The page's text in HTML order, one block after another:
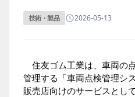
技術・製品 2026-05-13
住友ゴム工業は、車両の
管理する「車両点検管理シ
販売店向けのサービスとし